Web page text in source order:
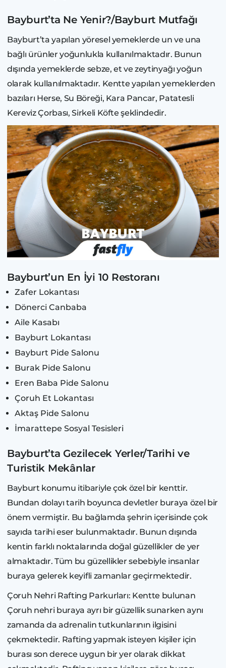
Bayburt’ta Ne Yenir?/Bayburt Mutfağı
Bayburt’ta yapılan yöresel yemeklerde un ve una
bağlı ürünler yoğunlukla kullanılmaktadır. Bunun
dışında yemeklerde sebze, et ve zeytinyağı yoğun
olarak kullanılmaktadır. Kentte yapılan yemeklerden
bazıları Herse, Su Böreği, Kara Pancar, Patatesli
Kereviz Çorbası, Sirkeli Köfte şeklindedir.
Bayburt’un En İyi 10 Restoranı
Zafer Lokantası
Dönerci Canbaba
Aile Kasabı
Bayburt Lokantası
Bayburt Pide Salonu
Burak Pide Salonu
Eren Baba Pide Salonu
Çoruh Et Lokantası
Aktaş Pide Salonu
İmarattepe Sosyal Tesisleri
Bayburt’ta Gezilecek Yerler/Tarihi ve
Turistik Mekânlar
Bayburt konumu itibariyle çok özel bir kenttir.
Bundan dolayı tarih boyunca devletler buraya özel bir
önem vermiştir. Bu bağlamda şehrin içerisinde çok
sayıda tarihi eser bulunmaktadır. Bunun dışında
kentin farklı noktalarında doğal güzellikler de yer
almaktadır. Tüm bu güzellikler sebebiyle insanlar
buraya gelerek keyifli zamanlar geçirmektedir.
Çoruh Nehri Rafting Parkurları: Kentte bulunan
Çoruh nehri buraya ayrı bir güzellik sunarken aynı
zamanda da adrenalin tutkunlarının ilgisini
çekmektedir. Rafting yapmak isteyen kişiler için
burası son derece uygun bir yer olarak dikkat